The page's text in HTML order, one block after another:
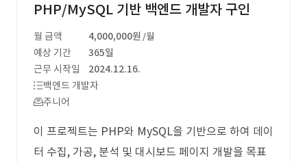
PHP/MySQL 기반 백엔드 개발자 구인
월 금액 4,000,000원 /월
예상 기간
365일
근무 시작일
2024.12.16.
백엔드 개발자
주니어
이 프로젝트는 PHP와 MySQL을 기반으로 하여 데이
터 수집, 가공, 분석 및 대시보드 페이지 개발을 목표